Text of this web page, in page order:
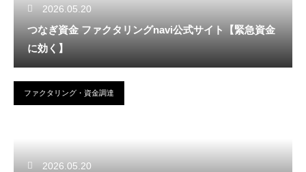
2026.05.20
つなぎ資金 ファクタリングnavi公式サイト【緊急資金
に効く】
ファクタリング・資金調達
2026.05.20